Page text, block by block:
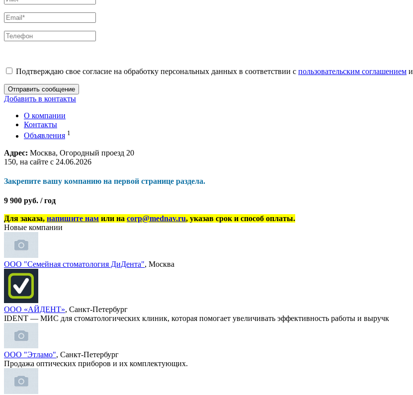
Подтверждаю свое согласие на обработку персональных данных в соответствии с пользовательским соглашением и
Отправить сообщение
Добавить в контакты
О компании
Контакты
Объявления 1
Адрес: Москва, Огородный проезд 20
150, на сайте с 24.06.2026
Закрепите вашу компанию на первой странице раздела.
9 900 руб. / год
Для заказа, напишите нам или на corp@mednav.ru, указав срок и способ оплаты.
Новые компании
ООО "Семейная стоматология ДиДента", Москва
ООО «АЙДЕНТ», Санкт-Петербург
IDENT — МИС для стоматологических клиник, которая помогает увеличивать эффективность работы и выручк
ООО "Этламо", Санкт-Петербург
Продажа оптических приборов и их комплектующих.